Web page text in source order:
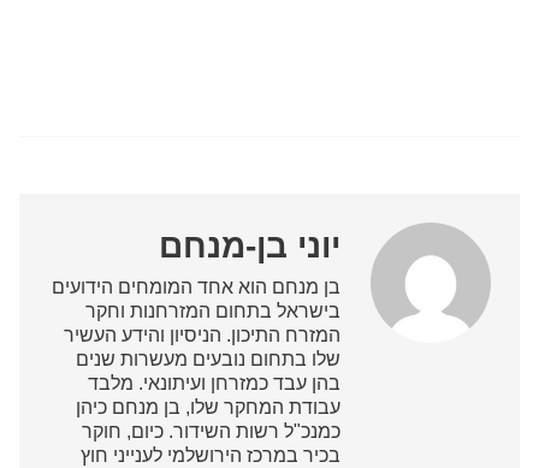
יוני בן-מנחם
בן מנחם הוא אחד המומחים הידועים
בישראל בתחום המזרחנות וחקר
המזרח התיכון. הניסיון והידע העשיר
שלו בתחום נובעים מעשרות שנים
בהן עבד כמזרחן ועיתונאי. מלבד
עבודת המחקר שלו, בן מנחם כיהן
כמנכ"ל רשות השידור. כיום, חוקר
בכיר במרכז הירושלמי לענייני חוץ